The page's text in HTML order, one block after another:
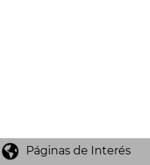
Páginas de Interés